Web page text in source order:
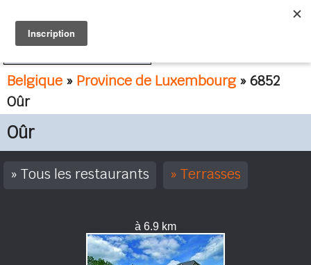
Belgique » Province de Luxembourg» 6852
Oûr
Oûr
Tous les restaurants Terrasses
à 6.9 km